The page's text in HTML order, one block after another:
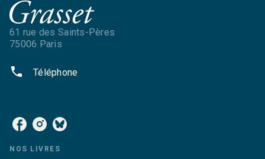
61 rue des Saints-Pères
75006 Paris
phone Téléphone
NOS LIVRES